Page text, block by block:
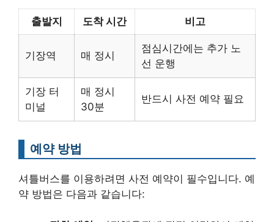
출발지 도착 시간 비고
기장역 매 정시
점심시간에는 추가 노
선 운행
기장 터
미널
매 정시
30분
반드시 사전 예약 필요
예약 방법
셔틀버스를 이용하려면 사전 예약이 필수입니다. 예
약 방법은 다음과 같습니다: